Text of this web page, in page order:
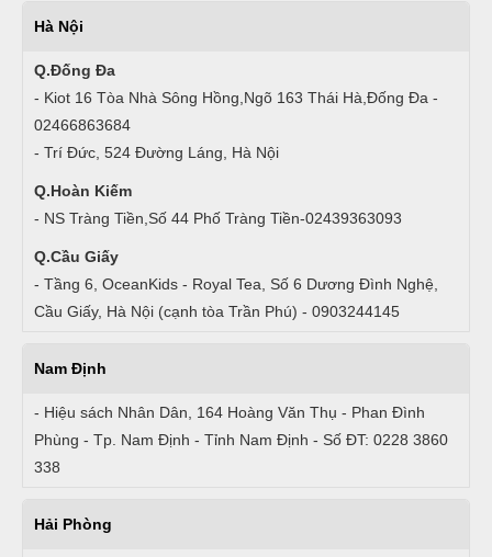
Hà Nội
Q.Đống Đa
- Kiot 16 Tòa Nhà Sông Hồng,Ngõ 163 Thái Hà,Đống Đa -
02466863684
- Trí Đức, 524 Đường Láng, Hà Nội
Q.Hoàn Kiếm
- NS Tràng Tiền,Số 44 Phố Tràng Tiền-02439363093
Q.Cầu Giấy
- Tầng 6, OceanKids - Royal Tea, Số 6 Dương Đình Nghệ,
Cầu Giấy, Hà Nội (cạnh tòa Trần Phú) - 0903244145
Nam Định
- Hiệu sách Nhân Dân, 164 Hoàng Văn Thụ - Phan Đình
Phùng - Tp. Nam Định - Tỉnh Nam Định - Số ĐT: 0228 3860
338
Hải Phòng